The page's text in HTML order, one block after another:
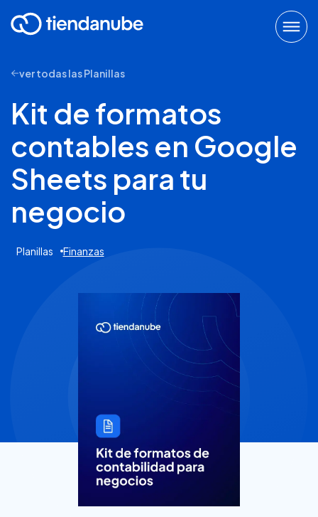
ver todas las Planillas
Kit de formatos
contables en Google
Sheets para tu
negocio
Planillas Finanzas